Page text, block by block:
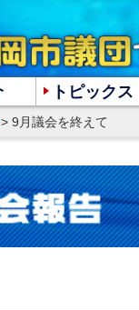
> 9月議会を終えて
トピックス